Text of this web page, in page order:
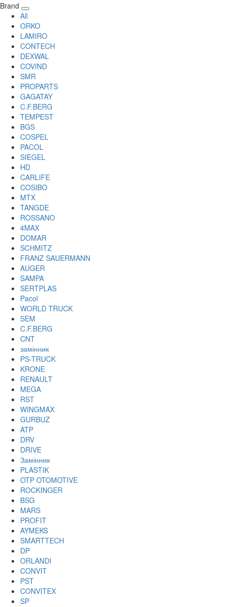
Brand
All
ORKO
LAMIRO
CONTECH
DEXWAL
COVIND
SMR
PROPARTS
GAGATAY
C.F.BERG
TEMPEST
BGS
COSPEL
PACOL
SIEGEL
HD
CARLIFE
COSIBO
MTX
TANGDE
ROSSANO
4MAX
DOMAR
SCHMITZ
FRANZ SAUERMANN
AUGER
SAMPA
SERTPLAS
Pacol
WORLD TRUCK
SEM
C.F.BERG
CNT
замінник
PS-TRUCK
KRONE
RENAULT
MEGA
RST
WINGMAX
GURBUZ
ATP
DRV
DRIVE
Замінник
PLASTIK
OTP OTOMOTIVE
ROCKINGER
BSG
MARS
PROFIT
AYMEKS
SMARTTECH
DP
ORLANDI
CONVIT
PST
CONVITEX
SP